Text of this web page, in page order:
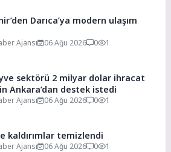
Darıca’ya modern ulaşım
Ajansı 06 Ağu 2026 0 1
sektörü 2 milyar dolar ihracat
Ankara’dan destek istedi
Ajansı 06 Ağu 2026 0 1
kaldırımlar temizlendi
Ajansı 06 Ağu 2026 0 1